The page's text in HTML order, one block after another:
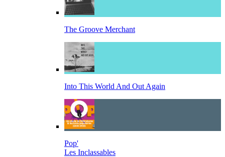
The Groove Merchant
Into This World And Out Again
Pop'
Les Inclassables